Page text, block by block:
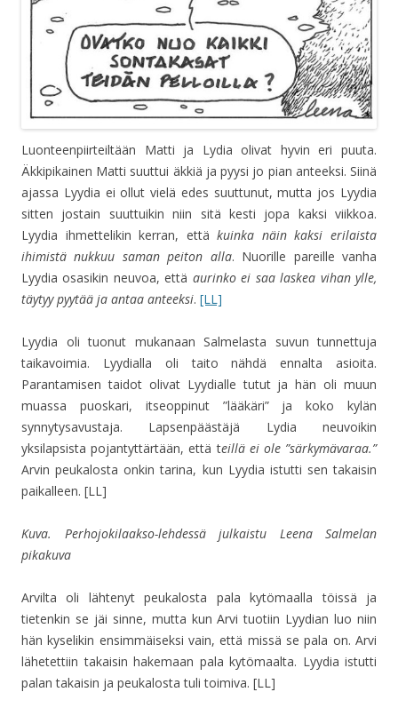
Luonteenpiirteiltään Matti ja Lydia olivat hyvin eri puuta.
Äkkipikainen Matti suuttui äkkiä ja pyysi jo pian anteeksi. Siinä
ajassa Lyydia ei ollut vielä edes suuttunut, mutta jos Lyydia
sitten jostain suuttuikin niin sitä kesti jopa kaksi viikkoa.
Lyydia ihmettelikin kerran, ettäkuinka näin kaksi erilaista
ihimistä nukkuu saman peiton alla. Nuorille pareille vanha
Lyydia osasikin neuvoa, että aurinko ei saa laskea vihan ylle,
täytyy pyytää ja antaa anteeksi. [LL]
Lyydia oli tuonut mukanaan Salmelasta suvun tunnettuja
taikavoimia. Lyydialla oli taito nähdä ennalta asioita.
Parantamisen taidot olivat Lyydialle tutut ja hän oli muun
muassa puoskari, itseoppinut ”lääkäri” ja koko kylän
synnytysavustaja. Lapsenpäästäjä Lydia neuvoikin
yksilapsista pojantyttärtään, että teillä ei ole ”särkymävaraa.”
Arvin peukalosta onkin tarina, kun Lyydia istutti sen takaisin
paikalleen. [LL]
Kuva. Perhojokilaakso-lehdessä julkaistu Leena Salmelan
pikakuva
Arvilta oli lähtenyt peukalosta pala kytömaalla töissä ja
tietenkin se jäi sinne, mutta kun Arvi tuotiin Lyydian luo niin
hän kyselikin ensimmäiseksi vain, että missä se pala on. Arvi
lähetettiin takaisin hakemaan pala kytömaalta. Lyydia istutti
palan takaisin ja peukalosta tuli toimiva. [LL]